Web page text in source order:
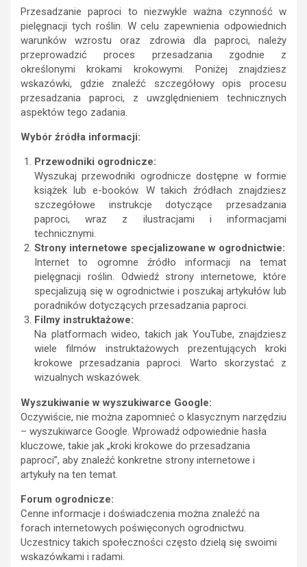
Przesadzanie paproci to niezwykle ważna czynność w
pielęgnacji tych roślin. W celu zapewnienia odpowiednich
warunków wzrostu oraz zdrowia dla paproci, należy
przeprowadzić proces przesadzania zgodnie z
określonymi krokami krokowymi. Poniżej znajdziesz
wskazówki, gdzie znaleźć szczegółowy opis procesu
przesadzania paproci, z uwzględnieniem technicznych
aspektów tego zadania.
Wybór źródła informacji:
Przewodniki ogrodnicze:
Wyszukaj przewodniki ogrodnicze dostępne w formie
książek lub e-booków. W takich źródłach znajdziesz
szczegółowe instrukcje dotyczące przesadzania
paproci, wraz z ilustracjami i informacjami
technicznymi.
Strony internetowe specjalizowane w ogrodnictwie:
Internet to ogromne źródło informacji na temat
pielęgnacji roślin. Odwiedź strony internetowe, które
specjalizują się w ogrodnictwie i poszukaj artykułów lub
poradników dotyczących przesadzania paproci.
Filmy instruktażowe:
Na platformach wideo, takich jak YouTube, znajdziesz
wiele filmów instruktażowych prezentujących kroki
krokowe przesadzania paproci. Warto skorzystać z
wizualnych wskazówek.
Wyszukiwanie w wyszukiwarce Google:
Oczywiście, nie można zapomnieć o klasycznym narzędziu
– wyszukiwarce Google. Wprowadź odpowiednie hasła
kluczowe, takie jak „kroki krokowe do przesadzania
paproci”, aby znaleźć konkretne strony internetowe i
artykuły na ten temat.
Forum ogrodnicze:
Cenne informacje i doświadczenia można znaleźć na
forach internetowych poświęconych ogrodnictwu.
Uczestnicy takich społeczności często dzielą się swoimi
wskazówkami i radami.